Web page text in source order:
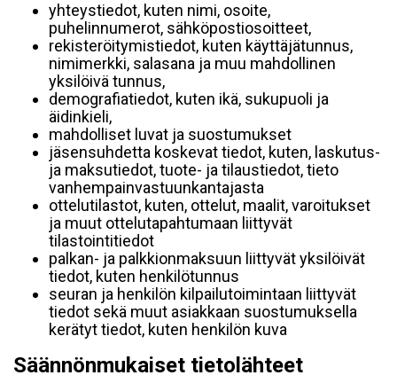
yhteystiedot, kuten nimi, osoite,
puhelinnumerot, sähköpostiosoitteet,
rekisteröitymistiedot, kuten käyttäjätunnus,
nimimerkki, salasana ja muu mahdollinen
yksilöivä tunnus,
demografiatiedot, kuten ikä, sukupuoli ja
äidinkieli,
mahdolliset luvat ja suostumukset
jäsensuhdetta koskevat tiedot, kuten, laskutus-
ja maksutiedot, tuote- ja tilaustiedot, tieto
vanhempainvastuunkantajasta
ottelutilastot, kuten, ottelut, maalit, varoitukset
ja muut ottelutapahtumaan liittyvät
tilastointitiedot
palkan- ja palkkionmaksuun liittyvät yksilöivät
tiedot, kuten henkilötunnus
seuran ja henkilön kilpailutoimintaan liittyvät
tiedot sekä muut asiakkaan suostumuksella
kerätyt tiedot, kuten henkilön kuva
Säännönmukaiset tietolähteet